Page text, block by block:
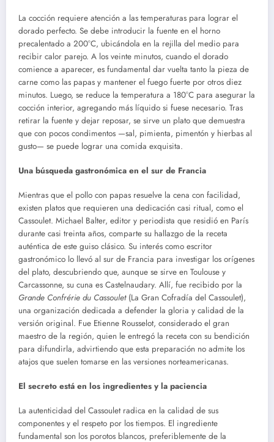
La cocción requiere atención a las temperaturas para lograr el
dorado perfecto. Se debe introducir la fuente en el horno
precalentado a 200°C, ubicándola en la rejilla del medio para
recibir calor parejo. A los veinte minutos, cuando el dorado
comience a aparecer, es fundamental dar vuelta tanto la pieza de
carne como las papas y mantener el fuego fuerte por otros diez
minutos. Luego, se reduce la temperatura a 180°C para asegurar la
cocción interior, agregando más líquido si fuese necesario. Tras
retirar la fuente y dejar reposar, se sirve un plato que demuestra
que con pocos condimentos —sal, pimienta, pimentón y hierbas al
gusto— se puede lograr una comida exquisita.
Una búsqueda gastronómica en el sur de Francia
Mientras que el pollo con papas resuelve la cena con facilidad,
existen platos que requieren una dedicación casi ritual, como el
Cassoulet. Michael Balter, editor y periodista que residió en París
durante casi treinta años, comparte su hallazgo de la receta
auténtica de este guiso clásico. Su interés como escritor
gastronómico lo llevó al sur de Francia para investigar los orígenes
del plato, descubriendo que, aunque se sirve en Toulouse y
Carcassonne, su cuna es Castelnaudary. Allí, fue recibido por la
Grande Confrérie du Cassoulet(La Gran Cofradía del Cassoulet),
una organización dedicada a defender la gloria y calidad de la
versión original. Fue Etienne Rousselot, considerado el gran
maestro de la región, quien le entregó la receta con su bendición
para difundirla, advirtiendo que esta preparación no admite los
atajos que suelen tomarse en las versiones norteamericanas.
El secreto está en los ingredientes y la paciencia
La autenticidad del Cassoulet radica en la calidad de sus
componentes y el respeto por los tiempos. El ingrediente
fundamental son los porotos blancos, preferiblemente de la